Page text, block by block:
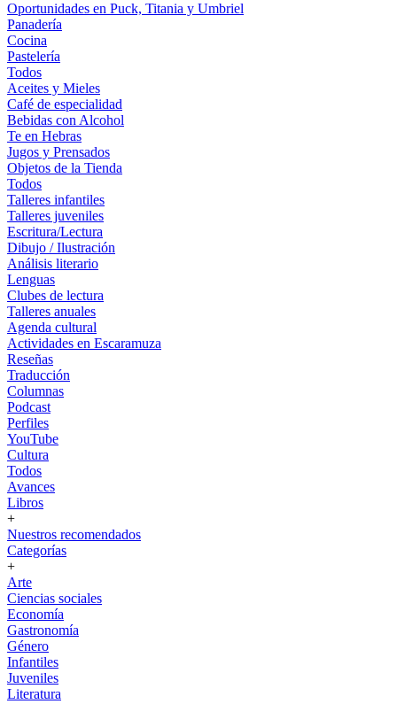
Oportunidades en Puck, Titania y Umbriel
Panadería
Cocina
Pastelería
Todos
Aceites y Mieles
Café de especialidad
Bebidas con Alcohol
Te en Hebras
Jugos y Prensados
Objetos de la Tienda
Todos
Talleres infantiles
Talleres juveniles
Escritura/Lectura
Dibujo / Ilustración
Análisis literario
Lenguas
Clubes de lectura
Talleres anuales
Agenda cultural
Actividades en Escaramuza
Reseñas
Traducción
Columnas
Podcast
Perfiles
YouTube
Cultura
Todos
Avances
Libros
+
Nuestros recomendados
Categorías
+
Arte
Ciencias sociales
Economía
Gastronomía
Género
Infantiles
Juveniles
Literatura